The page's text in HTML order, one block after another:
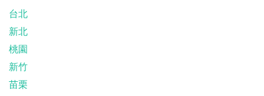
台北
新北
桃園
新竹
苗栗